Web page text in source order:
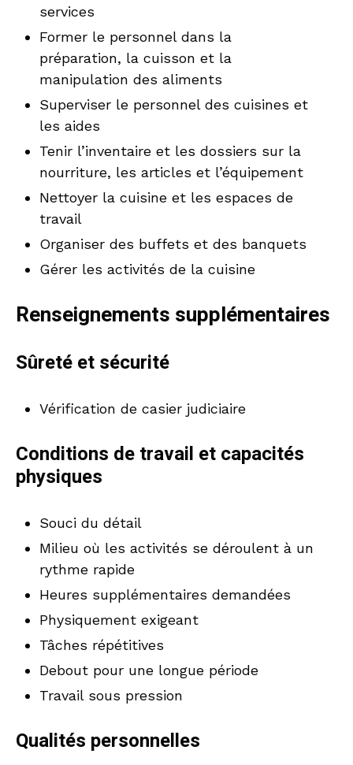
services
Former le personnel dans la
préparation, la cuisson et la
manipulation des aliments
Superviser le personnel des cuisines et
les aides
Tenir l’inventaire et les dossiers sur la
nourriture, les articles et l’équipement
Nettoyer la cuisine et les espaces de
travail
Organiser des buffets et des banquets
Gérer les activités de la cuisine
Renseignements supplémentaires
Sûreté et sécurité
Vérification de casier judiciaire
Conditions de travail et capacités
physiques
Souci du détail
Milieu où les activités se déroulent à un
rythme rapide
Heures supplémentaires demandées
Physiquement exigeant
Tâches répétitives
Debout pour une longue période
Travail sous pression
Qualités personnelles